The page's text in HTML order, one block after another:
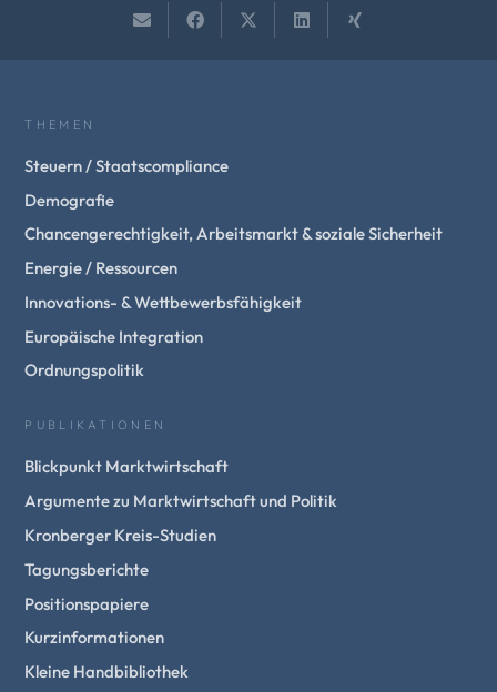
THEMEN
Steuern / Staatscompliance
Demografie
Chancengerechtigkeit, Arbeitsmarkt & soziale Sicherheit
Energie / Ressourcen
Innovations- & Wettbewerbsfähigkeit
Europäische Integration
Ordnungspolitik
PUBLIKATIONEN
Blickpunkt Marktwirtschaft
Argumente zu Marktwirtschaft und Politik
Kronberger Kreis-Studien
Tagungsberichte
Positionspapiere
Kurzinformationen
Kleine Handbibliothek